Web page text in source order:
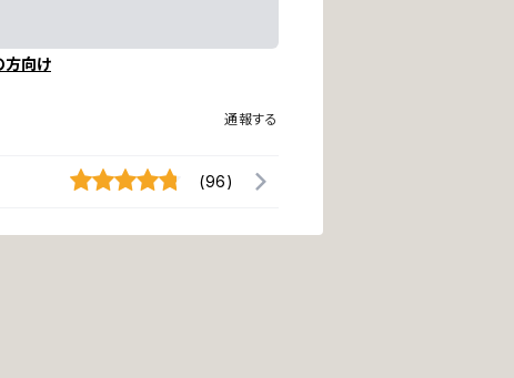
方向け
通報する
(96)